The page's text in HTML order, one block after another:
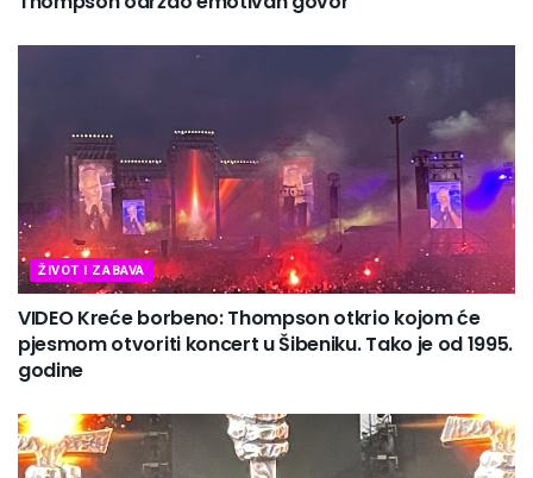
ŽIVOT I ZABAVA
VIDEO Kreće borbeno: Thompson otkrio kojom će
pjesmom otvoriti koncert u Šibeniku. Tako je od 1995.
godine